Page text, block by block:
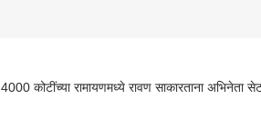
4000 कोटींच्या रामायणमध्ये रावण साकारताना अभिनेता